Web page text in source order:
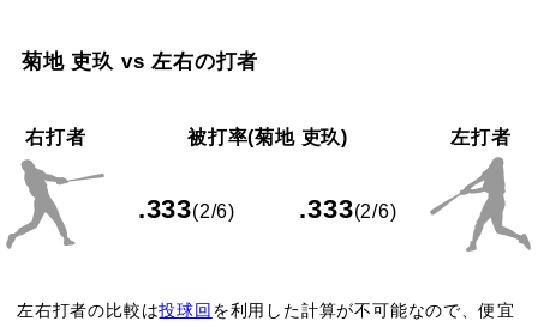
菊地 吏玖 vs 左右の打者
右打者 被打率(菊地 吏玖) 左打者
.333(2/6) .333(2/6)
左右打者の比較は投球回を利用した計算が不可能なので、便宜